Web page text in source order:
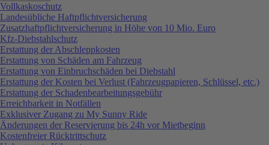
Vollkaskoschutz
Landesübliche Haftpflichtversicherung
Zusatzhaftpflichtversicherung in Höhe von 10 Mio. Euro
Kfz-Diebstahlschutz
Erstattung der Abschleppkosten
Erstattung von Schäden am Fahrzeug
Erstattung von Einbruchschäden bei Diebstahl
Erstattung der Kosten bei Verlust (Fahrzeugpapieren, Schlüssel, etc.)
Erstattung der Schadenbearbeitungsgebühr
Erreichbarkeit in Notfällen
Exklusiver Zugang zu My Sunny Ride
Änderungen der Reservierung bis 24h vor Mietbeginn
Kostenfreier Rücktrittschutz